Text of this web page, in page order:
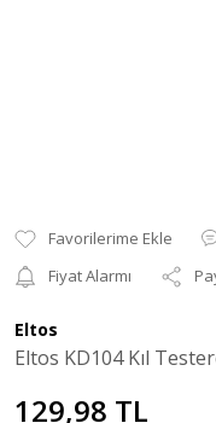
Fiyat Alarmı
Eltos
Eltos KD104 Kıl
129,98 TL